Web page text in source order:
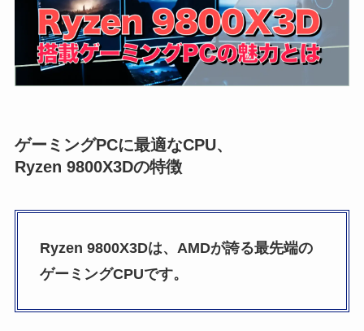
ゲーミングPCに最適なCPU、
Ryzen 9800X3Dの特徴
Ryzen 9800X3Dは、AMDが誇る最先端の
ゲーミングCPUです。